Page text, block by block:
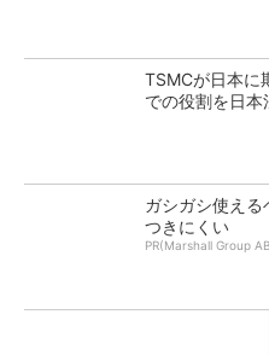
TSMCが日本
での役割を日本
ガシガシ使え
つきにくい
PR(Marshall Group